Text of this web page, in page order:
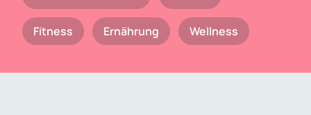
Fitness Ernährung Wellness